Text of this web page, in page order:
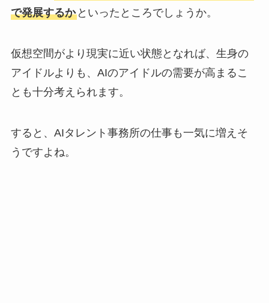
で発展するかといったところでしょうか。
仮想空間がより現実に近い状態となれば、生身の
アイドルよりも、AIのアイドルの需要が高まるこ
とも十分考えられます。
すると、AIタレント事務所の仕事も一気に増えそ
うですよね。